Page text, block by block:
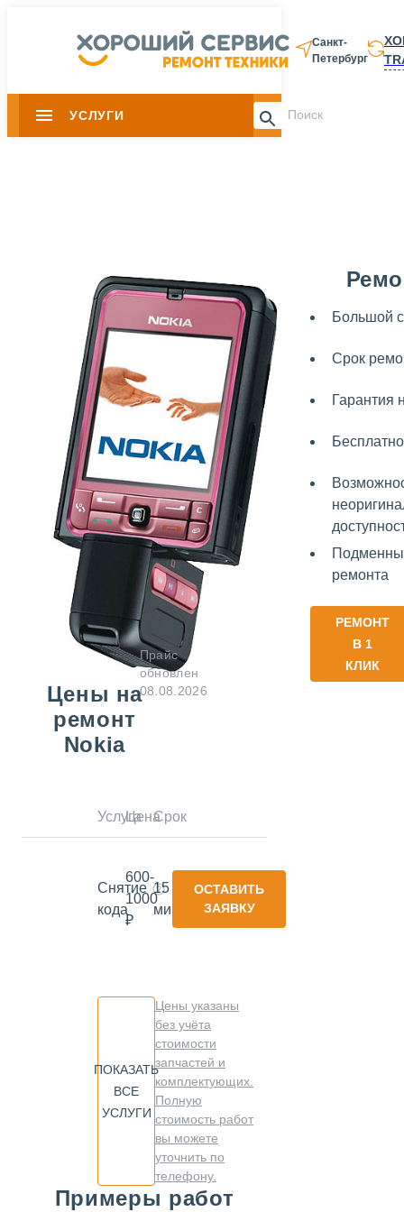
Санкт-
Петербург
УСЛУГИ 8 812 337-
Большой
Срок
Гарантия
ремонта
РЕМОНТ
В 1
КЛИК
Цены на
ремонт
Nokia
Прайс
обновлен
08.08.2026
УслугаЦенаСрок
Снятие
кода
600-
1000
₽
15
минут
ОСТАВИТЬ
ЗАЯВКУ
ПОКАЗАТЬ
ВСЕ
УСЛУГИ
Цены указаны
без учёта
стоимости
запчастей и
комплектующих.
Полную
стоимость работ
вы можете
уточнить по
телефону.
Примеры работ